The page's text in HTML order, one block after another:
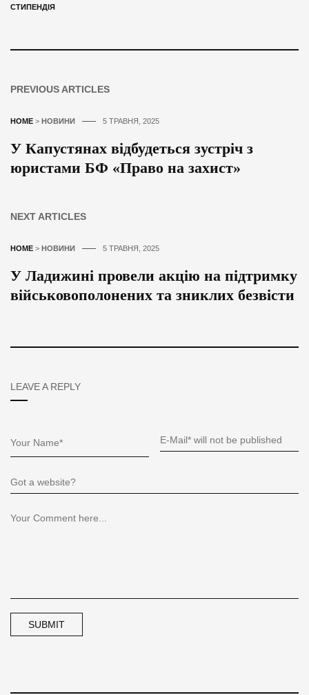
СТИПЕНДІЯ
PREVIOUS ARTICLES
HOME > НОВИНИ 5 ТРАВНЯ, 2025
У Капустянах відбудеться зустріч з
юристами БФ «Право на захист»
NEXT ARTICLES
HOME > НОВИНИ 5 ТРАВНЯ, 2025
У Ладижині провели акцію на підтримку
військовополонених та зниклих безвісти
LEAVE A REPLY